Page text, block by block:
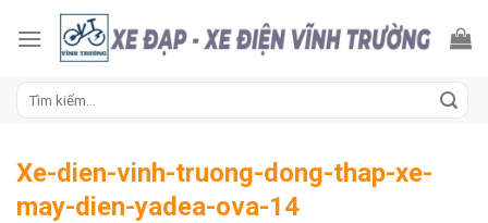
Xe-dien-vinh-truong-dong-thap-xe-
may-dien-yadea-ova-14